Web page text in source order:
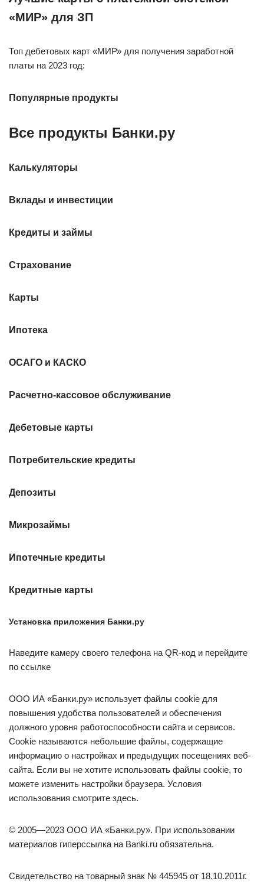
«МИР» для ЗП
Топ дебетовых карт «МИР» для получения заработной
платы на 2023 год:
Популярные продукты
Все продукты Банки.ру
Калькуляторы
Вклады и инвестиции
Кредиты и займы
Страхование
Карты
Ипотека
ОСАГО и КАСКО
Расчетно-кассовое обслуживание
Дебетовые карты
Потребительские кредиты
Депозиты
Микрозаймы
Ипотечные кредиты
Кредитные карты
Установка приложения Банки.ру
Наведите камеру своего телефона на QR-код и перейдите
по ссылке
ООО ИА «Банки.ру» использует файлы cookie для
повышения удобства пользователей и обеспечения
должного уровня работоспособности сайта и сервисов.
Cookie называются небольшие файлы, содержащие
информацию о настройках и предыдущих посещениях веб-
сайта. Если вы не хотите использовать файлы cookie, то
можете изменить настройки браузера. Условия
использования смотрите здесь.
© 2005—2023 ООО ИА «Банки.ру». При использовании
материалов гиперссылка на Banki.ru обязательна.
Свидетельство на товарный знак № 445945 от 18.10.2011г.